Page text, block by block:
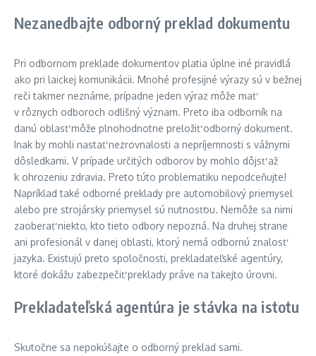
Nezanedbajte odborný preklad dokumentu
Pri odbornom preklade dokumentov platia úplne iné pravidlá
ako pri laickej komunikácii. Mnohé profesijné výrazy sú v bežnej
reči takmer neznáme, prípadne jeden výraz môže mať
v rôznych odboroch odlišný význam. Preto iba odborník na
danú oblasť môže plnohodnotne preložiť odborný dokument.
Inak by mohli nastať nezrovnalosti a nepríjemnosti s vážnymi
dôsledkami. V prípade určitých odborov by mohlo dôjsť až
k ohrozeniu zdravia. Preto túto problematiku nepodceňujte!
Napríklad také odborné preklady pre automobilový priemysel
alebo pre strojársky priemysel sú nutnosťou. Nemôže sa nimi
zaoberať niekto, kto tieto odbory nepozná. Na druhej strane
ani profesionál v danej oblasti, ktorý nemá odbornú znalosť
jazyka. Existujú preto spoločnosti, prekladateľské agentúry,
ktoré dokážu zabezpečiť preklady práve na takejto úrovni.
Prekladateľská agentúra je stávka na istotu
Skutočne sa nepokúšajte o odborný preklad sami.